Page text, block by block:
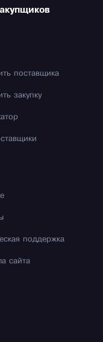
поставщика
закупку
поддержка
сайта